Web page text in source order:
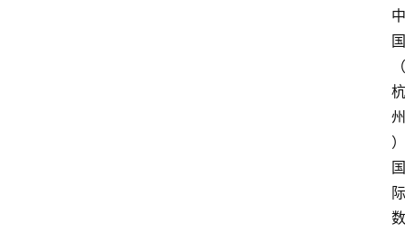
中
国
（
杭
州
）
国
际
数